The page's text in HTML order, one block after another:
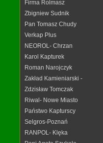
Firma Rolmasz
Zbigniew Sudnik
Pan Tomasz Chudy
Verkap Plus
NEOROL- Chrzan
Karol Kapturek
Roman Narojczyk
Zakład Kamieniarski -
Zdzisław Tomczak
Riwal- Nowe Miasto
Państwo Kapturscy
Selgros-Poznań
RANPOL- Klęka